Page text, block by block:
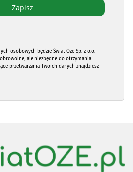
osobowych będzie Świat Oze Sp. z o.o.
ale niezbędne do otrzymania
przetwarzania Twoich danych znajdziesz